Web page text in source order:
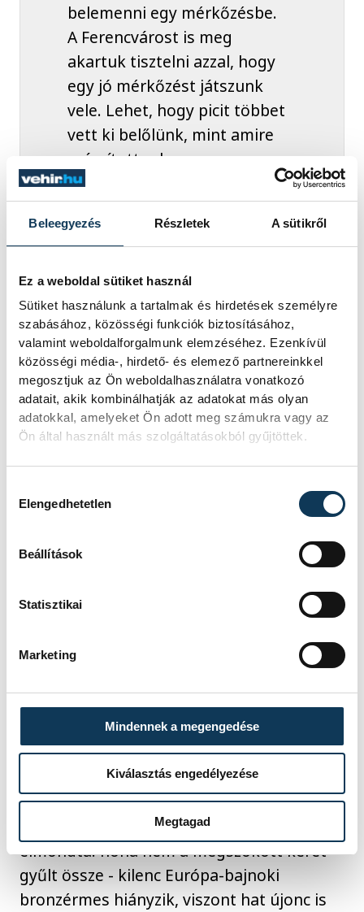
Beleegyezés Részletek A sütikről
Ez a weboldal sütiket használ
Sütiket használunk a tartalmak és hirdetések személyre
szabásához, közösségi funkciók biztosításához,
valamint weboldalforgalmunk elemzéséhez. Ezenkívül
közösségi média-, hirdető- és elemező partnereinkkel
megosztjuk az Ön weboldalhasználatra vonatkozó
adatait, akik kombinálhatják az adatokat más olyan
adatokkal, amelyeket Ön adott meg számukra vagy az
Ön által használt más szolgáltatásokból gyűjtöttek.
Elengedhetetlen
Beállítások
Statisztikai
Marketing
Mindennek a megengedése
Kiválasztás engedélyezése
Megtagad
belemenni egy mérkőzésbe.
A Ferencvárost is meg
akartuk tisztelni azzal, hogy
egy jó mérkőzést játszunk
vele. Lehet, hogy picit többet
vett ki belőlünk, mint amire
számítottunk
- értékelte a tatabányai hétvégét.
Albek eddig 36-szor lépett pályára a
magyar válogatottban. Tagja volt a tavalyi,
párizsi olimpián hatodik csapatnak, míg a
részben hazai rendezésű decemberi
Európa-bajnokságról térdműtét miatt
lemaradt.
Jól vagyok, köszönöm, van
minden rendben van. Jól
nem volt olyan hosszú hála
építeni újra az izomzatomat
- mondta ennek kapcsán.
A Felcsúton hétfő este óta együtt készülő
nemzeti csapatnak ismét tagja, és mint
elmondta: noha nem a megszokott keret
gyűlt össze - kilenc Európa-bajnoki
bronzérmes hiányzik, viszont hat újonc is